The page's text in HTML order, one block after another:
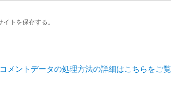
トを保存する。
コメントデータの処理方法の詳細はこちらをご覧